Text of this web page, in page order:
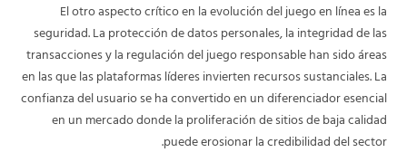
El otro aspecto crítico en la evolución del juego en línea es la
seguridad. La protección de datos personales, la integridad de las
transacciones y la regulación del juego responsable han sido áreas
en las que las plataformas líderes invierten recursos sustanciales. La
confianza del usuario se ha convertido en un diferenciador esencial
en un mercado donde la proliferación de sitios de baja calidad
puede erosionar la credibilidad del sector.